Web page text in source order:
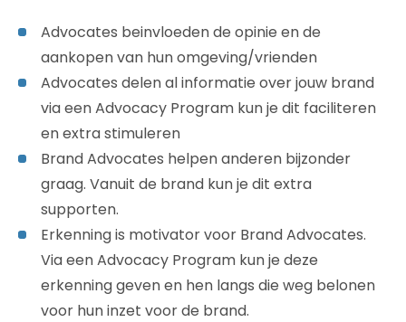
Advocates beinvloeden de opinie en de
aankopen van hun omgeving/vrienden
Advocates delen al informatie over jouw brand
via een Advocacy Program kun je dit faciliteren
en extra stimuleren
Brand Advocates helpen anderen bijzonder
graag. Vanuit de brand kun je dit extra
supporten.
Erkenning is motivator voor Brand Advocates.
Via een Advocacy Program kun je deze
erkenning geven en hen langs die weg belonen
voor hun inzet voor de brand.